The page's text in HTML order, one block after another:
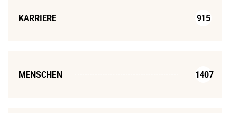
KARRIERE 915
MENSCHEN 1407